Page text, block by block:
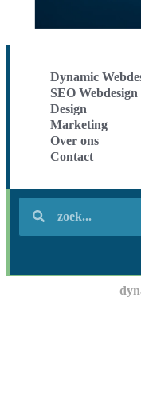
Dynamic
SEO Webdesign
Design
Marketing
Over ons
Contact